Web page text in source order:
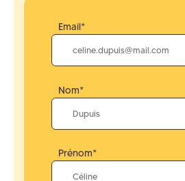
Email*
Nom*
Prénom*